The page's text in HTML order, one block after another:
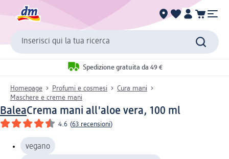
Inserisci qui la tua ricerca
Spedizione gratuita da 49 €
Homepage Profumi e cosmesi
Cura mani
Maschere e creme mani
BaleaCrema mani all'aloe vera, 100 ml
4.6 (63 recensioni)
vegano